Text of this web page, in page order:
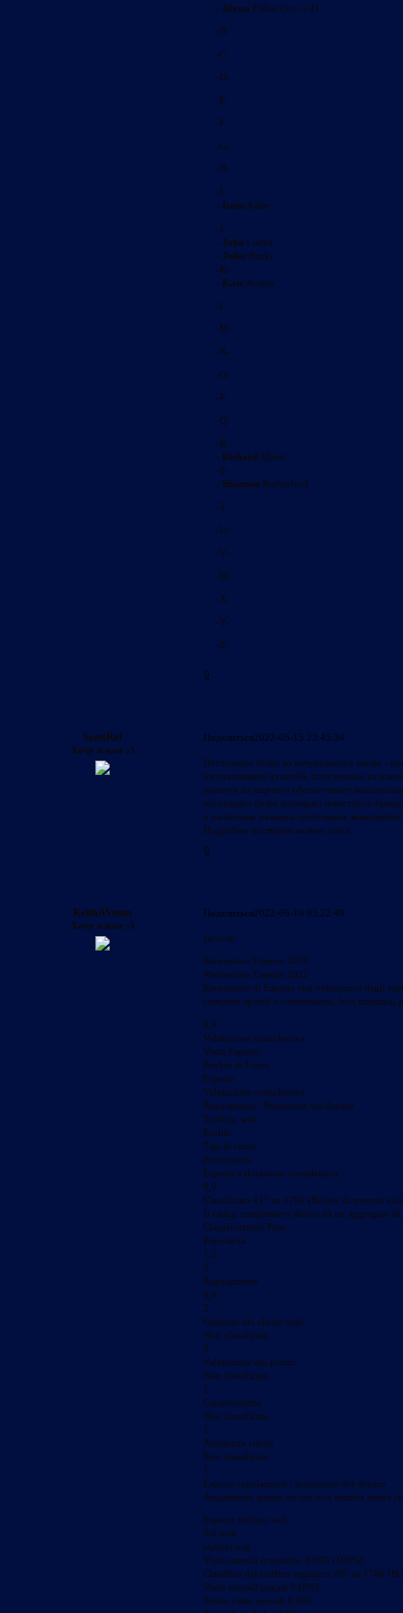
- Alyssa Fisher (act. o.4)
-B-
-С-
-D-
-E-
-F-
-G-
-H-
-I-
-
IreneAdler
-J-
- JohnLocke
- Juliet Burke
-K-
-
KateAusten
-L-
-M-
-N-
-O-
-P-
-Q-
-R-
-
Richard Alpert
-S-
- ShannonRutherford
-T-
-U-
-V-
-W-
-X-
-Y-
-Z-
0
Поделиться2022-05-15 23:45:34
ScottRef
Хочу к вам :3
Постельное белье из натурального шелка -
изготавливают из нитей, полученных из
приятен на ощупь и обеспечивает
постельное белье всемирно известного
и различные размеры постельных комплектов.
Подробно поглядеть можно здесь:
0
Поделиться2022-06-10 03:22:48
KeithAVemn
Хочу к вам :3
Iscriviti
Recensione Esperio 2022
Recensione Esperio 2022
Recensione di Esperio con valutazioni degli
compresi spread e commissioni, leva
0,9
Valutazione complessiva
Visita Esperio
Broker di Forex
Esperio
Valutazione complessiva
Regolamenti / Protezione del denaro
Traffico web
Profilo
Tipi di conto
Promozioni
Esperio valutazione complessiva
0,9
Classificato 417 su 1760 (Broker di mercati
Il rating complessivo deriva da un aggregato
Classificazione Peso
Popolarita
1,5
3
Regolamento
0,0
2
Giudizio dei clienti reali
Non classificato
3
Valutazione dei prezzi
Non classificato
1
Caratteristiche
Non classificato
1
Assistenza clienti
Non classificato
1
Esperio regolamenti / protezione del denaro
Attualmente questa societa non sembra essere
Esperio traffico web
Siti web
esperio.org
Visite mensili organiche 6.900 (100%)
Classifica del traffico organico 205 su 1760
Visite mensili pagate 0 (0%)
Totale visite mensili 6.900